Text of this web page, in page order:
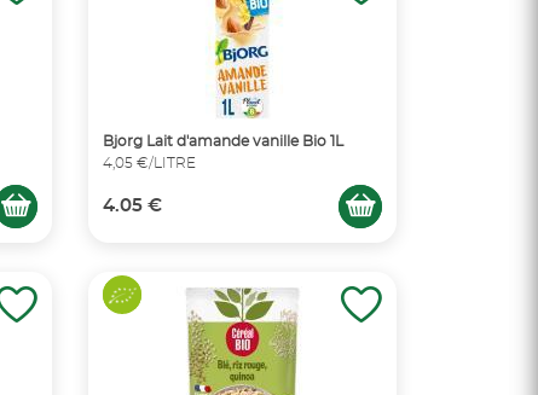
Bjorg Lait d'amande vanille Bio 1L
4,05 €/LITRE
4.05 €